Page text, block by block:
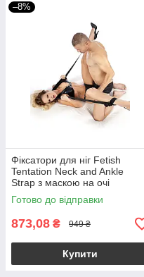
–8%
Фіксатори для ніг Fetish
Tentation Neck and Ankle
Strap з маскою на очі
Готово до відправки
873,08 ₴ 949 ₴
Купити